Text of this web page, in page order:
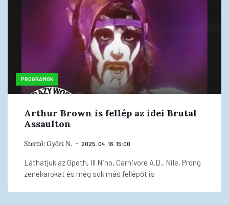
PROGRAMOK
Arthur Brown is fellép az idei Brutal
Assaulton
Szerző:Győri N. 2025. 04. 16. 15:00
Láthatjuk az Opeth, Ill Nino, Carnivore A.D., Nile, Prong
zenekarokat és még sok más fellépőt is